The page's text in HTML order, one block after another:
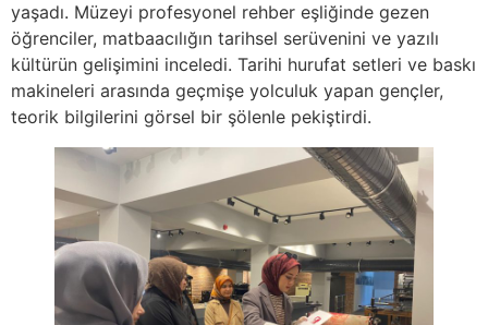
yaşadı. Müzeyi profesyonel rehber eşliğinde gezen
öğrenciler, matbaacılığın tarihsel serüvenini ve yazılı
kültürün gelişimini inceledi. Tarihi hurufat setleri ve baskı
makineleri arasında geçmişe yolculuk yapan gençler,
teorik bilgilerini görsel bir şölenle pekiştirdi.